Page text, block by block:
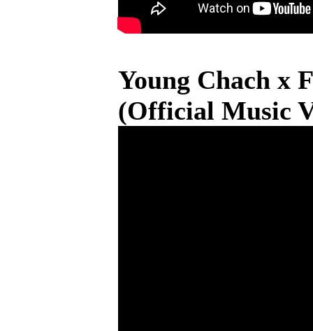
Young Chach x
(Official Music